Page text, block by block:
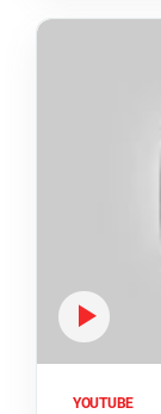
YOUTUBE